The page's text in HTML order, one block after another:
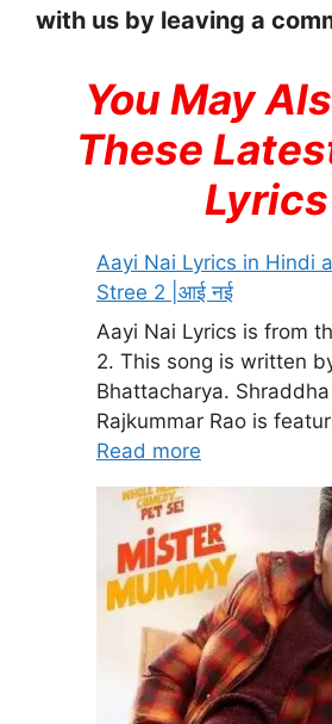
with us by leaving a
You May
These
Lyrics
Aayi Nai Lyrics in Hindi
Stree 2 |आई नई
Aayi Nai Lyrics is from
2. This song is written
Bhattacharya.
Rajkummar Rao is
Read more